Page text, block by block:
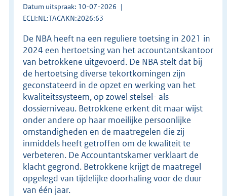
Datum uitspraak: 10-07-2026
ECLI:NL:TACAKN:2026:63
De NBA heeft na een reguliere toetsing in 2021 in
2024 een hertoetsing van het accountantskantoor
van betrokkene uitgevoerd. De NBA stelt dat bij
de hertoetsing diverse tekortkomingen zijn
geconstateerd in de opzet en werking van het
kwaliteitssysteem, op zowel stelsel- als
dossierniveau. Betrokkene erkent dit maar wijst
onder andere op haar moeilijke persoonlijke
omstandigheden en de maatregelen die zij
inmiddels heeft getroffen om de kwaliteit te
verbeteren. De Accountantskamer verklaart de
klacht gegrond. Betrokkene krijgt de maatregel
opgelegd van tijdelijke doorhaling voor de duur
van één jaar.